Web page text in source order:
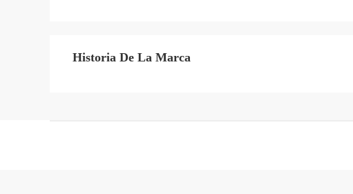
Historia De La Marca